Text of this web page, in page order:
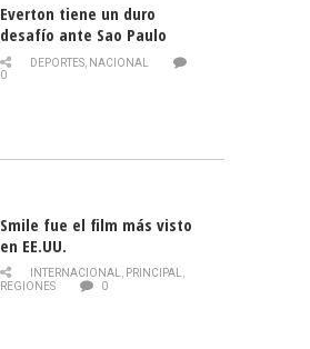
Everton tiene un duro
desafío ante Sao Paulo
DEPORTES, NACIONAL
0
Smile fue el film más visto
en EE.UU.
INTERNACIONAL, PRINCIPAL,
REGIONES
0